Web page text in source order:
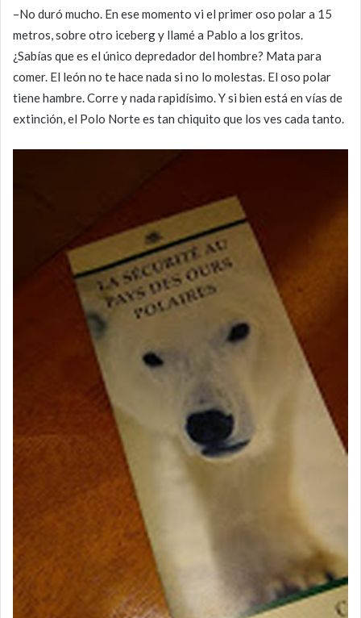
–No duró mucho. En ese momento vi el primer oso polar a 15
metros, sobre otro iceberg y llamé a Pablo a los gritos.
¿Sabías que es el único depredador del hombre? Mata para
comer. El león no te hace nada si no lo molestas. El oso polar
tiene hambre. Corre y nada rapidísimo. Y si bien está en vías de
extinción, el Polo Norte es tan chiquito que los ves cada tanto.